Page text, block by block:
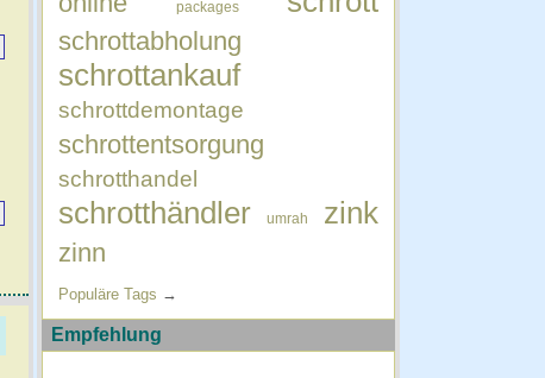
packages
schrottabholung
schrottankauf
schrottdemontage
schrottentsorgung
schrotthandel
schrotthändler umrah zink
zinn
Populäre Tags →
Empfehlung